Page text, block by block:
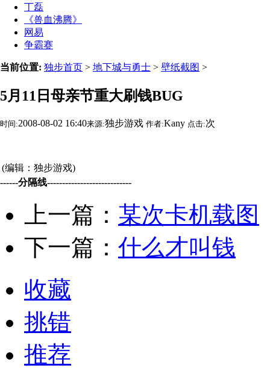
丁磊
《兽血沸腾》
网易
争霸赛
当前位置: 独步首页 > 地下城与勇士 > 壁纸截图 >
5月11日母亲节重大刷钱BUG
时间:2008-08-02 16:40来源:独步游戏 作者:Kany 点击:次
(编辑：独步游戏)
------分隔线----------------------------
上一篇： 某次卡机载图
下一篇： 什么才叫钱
收藏
挑错
推荐